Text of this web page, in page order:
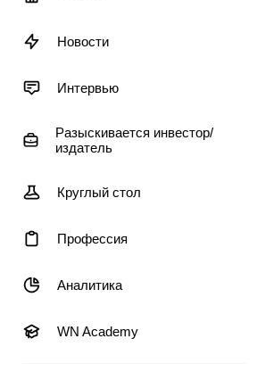
Новости
Интервью
Разыскивается инвестор/
издатель
Круглый стол
Профессия
Аналитика
WN Academy